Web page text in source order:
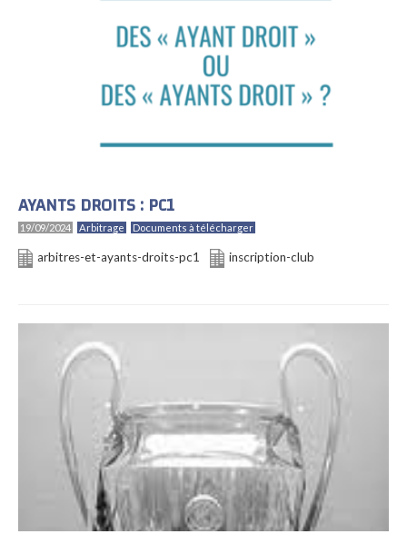
AYANTS DROITS : PC1
19/09/2024 Arbitrage Documents à télécharger
arbitres-et-ayants-droits-pc1 inscription-club